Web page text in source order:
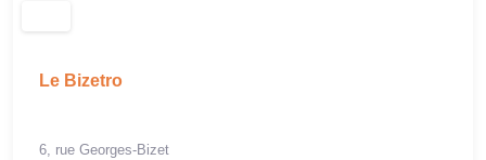
Le Bizetro
6, rue Georges-Bizet